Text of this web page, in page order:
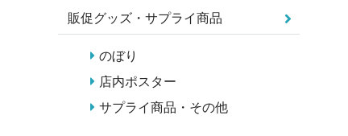
販促グッズ・サプライ商品
のぼり
店内ポスター
サプライ商品・その他